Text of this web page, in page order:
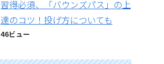
習得必須、「バウンズパス」の上
達のコツ！投げ方についても
46ビュー